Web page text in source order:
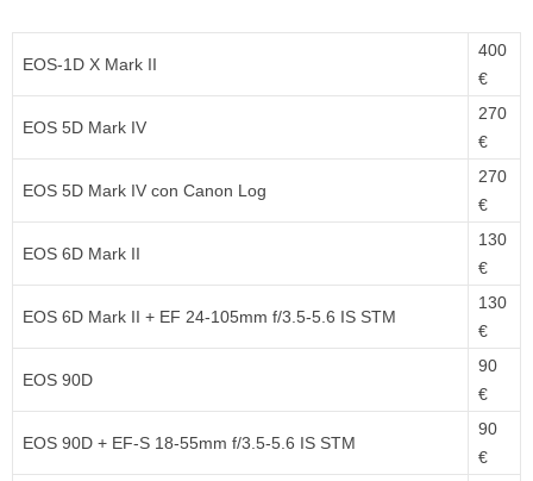
EOS-1D X Mark II
400
€
EOS 5D Mark IV
270
€
EOS 5D Mark IV con Canon Log
270
€
EOS 6D Mark II
130
€
EOS 6D Mark II + EF 24-105mm f/3.5-5.6 IS STM
130
€
EOS 90D
90
€
EOS 90D + EF-S 18-55mm f/3.5-5.6 IS STM
90
€